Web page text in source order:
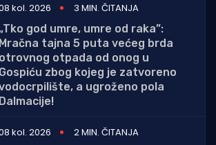
kol. 2026
3 MIN. ČITANJA
god umre, umre od raka”:
Mračna tajna 5 puta većeg brda
otrovnog otpada od onog u
Gospiću zbog kojeg je zatvoreno
a ugroženo pola
Dalmacije!
kol. 2026
2 MIN. ČITANJA